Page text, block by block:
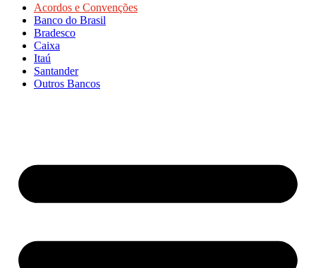
Acordos e Convenções
Banco do Brasil
Bradesco
Caixa
Itaú
Santander
Outros Bancos